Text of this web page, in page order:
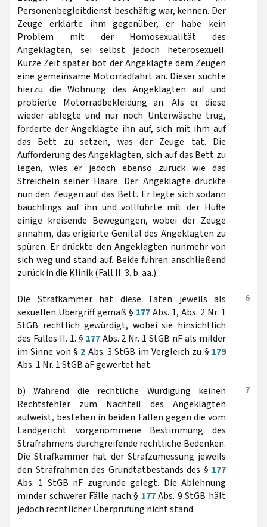
Personenbegleitdienst beschäftig war, kennen. Der
Zeuge erklärte ihm gegenüber, er habe kein
Problem mit der Homosexualität des
Angeklagten, sei selbst jedoch heterosexuell.
Kurze Zeit später bot der Angeklagte dem Zeugen
eine gemeinsame Motorradfahrt an. Dieser suchte
hierzu die Wohnung des Angeklagten auf und
probierte Motorradbekleidung an. Als er diese
wieder ablegte und nur noch Unterwäsche trug,
forderte der Angeklagte ihn auf, sich mit ihm auf
das Bett zu setzen, was der Zeuge tat. Die
Aufforderung des Angeklagten, sich auf das Bett zu
legen, wies er jedoch ebenso zurück wie das
Streicheln seiner Haare. Der Angeklagte drückte
nun den Zeugen auf das Bett. Er legte sich sodann
bäuchlings auf ihn und vollführte mit der Hüfte
einige kreisende Bewegungen, wobei der Zeuge
annahm, das erigierte Genital des Angeklagten zu
spüren. Er drückte den Angeklagten nunmehr von
sich weg und stand auf. Beide fuhren anschließend
zurück in die Klinik (Fall II. 3. b. aa.).
6
Die Strafkammer hat diese Taten jeweils als
sexuellen Übergriff gemäß § 177Abs. 1, Abs. 2 Nr. 1
StGB rechtlich gewürdigt, wobei sie hinsichtlich
des Falles II. 1. § 177Abs. 2 Nr. 1 StGB nF als milder
im Sinne von § 2 Abs. 3 StGB im Vergleich zu § 179
Abs. 1 Nr. 1 StGB aF gewertet hat.
7
b) Während die rechtliche Würdigung keinen
Rechtsfehler zum Nachteil des Angeklagten
aufweist, bestehen in beiden Fällen gegen die vom
Landgericht vorgenommene Bestimmung des
Strafrahmens durchgreifende rechtliche Bedenken.
Die Strafkammer hat der Strafzumessung jeweils
den Strafrahmen des Grundtatbestands des § 177
Abs. 1 StGB nF zugrunde gelegt. Die Ablehnung
minder schwerer Fälle nach § 177Abs. 9 StGB hält
jedoch rechtlicher Überprüfung nicht stand.